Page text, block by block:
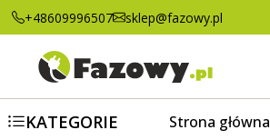
+48609996507 sklep@fazowy.pl
KATEGORIE Strona główna
Przewód linka OWYżo